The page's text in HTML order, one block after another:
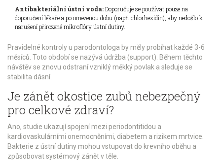
Antibakteriální ústní voda:Doporučuje se používat pouze na
doporučení lékaře a po omezenou dobu (např. chlorhexidin), aby nedošlo k
narušení přirozené mikroflóry ústní dutiny.
Pravidelné kontroly u parodontologa by měly probíhat každé 3-6
měsíců. Toto období se nazývá údržba (support). Během těchto
návštěv se znovu odstraní vzniklý měkký povlak a sleduje se
stabilita dásní.
Je zánět okostice zubů nebezpečný
pro celkové zdraví?
Ano, studie ukazují spojení mezi periodontitidou a
kardiovaskulárními onemocněními, diabetem a rizikem mrtvice.
Bakterie z ústní dutiny mohou vstupovat do krevního oběhu a
způsobovat systémový zánět v těle.